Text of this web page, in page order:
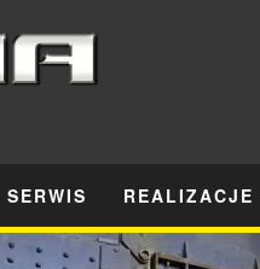
SERWIS REALIZACJE